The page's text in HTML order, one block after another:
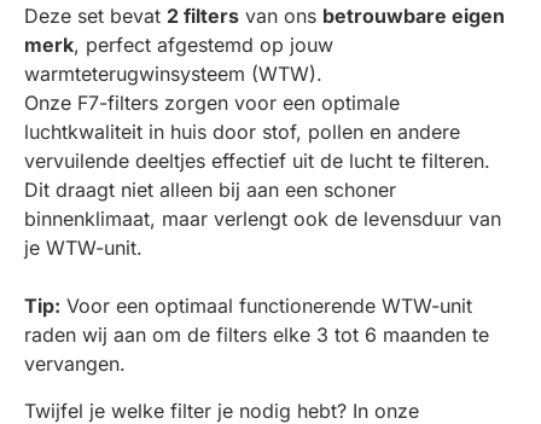
Deze set bevat 2 filters van ons betrouwbare eigen
merk, perfect afgestemd op jouw
warmteterugwinsysteem (WTW).
Onze F7-filters zorgen voor een optimale
luchtkwaliteit in huis door stof, pollen en andere
vervuilende deeltjes effectief uit de lucht te filteren.
Dit draagt niet alleen bij aan een schoner
binnenklimaat, maar verlengt ook de levensduur van
je WTW-unit.
Tip: Voor een optimaal functionerende WTW-unit
raden wij aan om de filters elke 3 tot 6 maanden te
vervangen.
Twijfel je welke filter je nodig hebt? In onze